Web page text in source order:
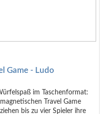
Game - Ludo
im Taschenformat:
Travel Game
bis zu vier Spieler ihre